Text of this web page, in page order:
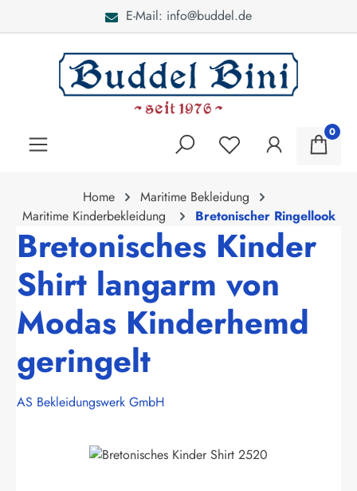
Bei Fragen: 040 -
0
Home
Maritime Bekleidung
Maritime Kinderbekleidung
Bretonischer Ringellook
Bretonisches Kinder
Shirt langarm von
Modas Kinderhemd
geringelt
AS Bekleidungswerk GmbH
Bildergalerie überspringen